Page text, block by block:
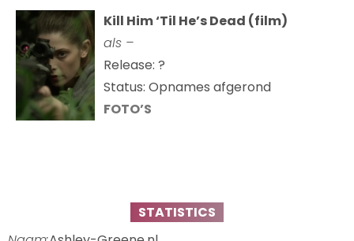
Kill Him ‘Til He’s Dead (film)
als –
Release: ?
Status: Opnames afgerond
FOTO’S
STATISTICS